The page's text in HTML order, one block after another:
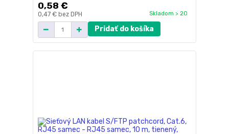
0,58 €
0,47 € bez DPH Skladom > 20
Pridať do košíka